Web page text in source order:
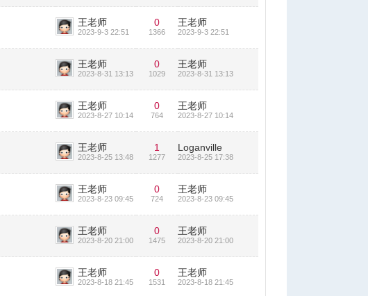
王老师
2023-9-3 22:51
0
1366
王老师
2023-9-3 22:51
王老师
2023-8-31 13:13
0
1029
王老师
2023-8-31 13:13
王老师
2023-8-27 10:14
0
764
王老师
2023-8-27 10:14
王老师
2023-8-25 13:48
1
1277
Loganville
2023-8-25 17:38
王老师
2023-8-23 09:45
0
724
王老师
2023-8-23 09:45
王老师
2023-8-20 21:00
0
1475
王老师
2023-8-20 21:00
王老师
2023-8-18 21:45
0
1531
王老师
2023-8-18 21:45